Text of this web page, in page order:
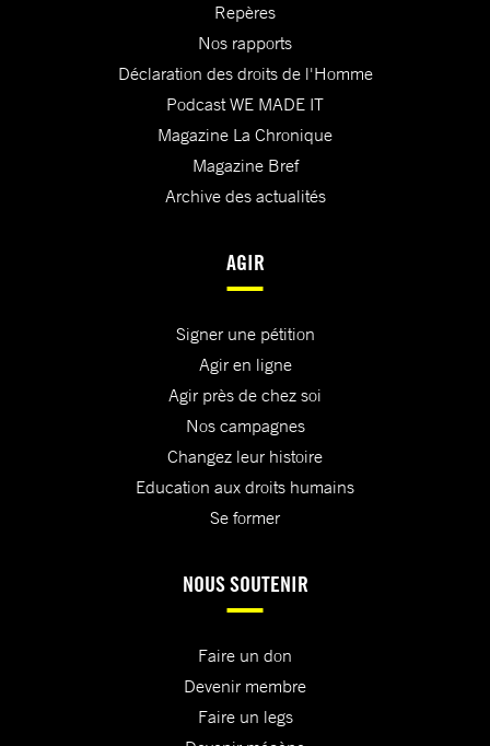
Repères
Nos rapports
Déclaration des droits de l'Homme
Podcast WE MADE IT
Magazine La Chronique
Magazine Bref
Archive des actualités
AGIR
Signer une pétition
Agir en ligne
Agir près de chez soi
Nos campagnes
Changez leur histoire
Education aux droits humains
Se former
NOUS SOUTENIR
Faire un don
Devenir membre
Faire un legs